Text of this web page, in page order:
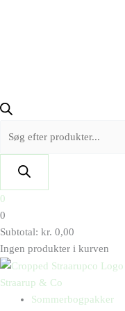
0
0
Subtotal: kr. 0,00
Ingen produkter i kurven
Straarup & Co
Sommerbogpakker